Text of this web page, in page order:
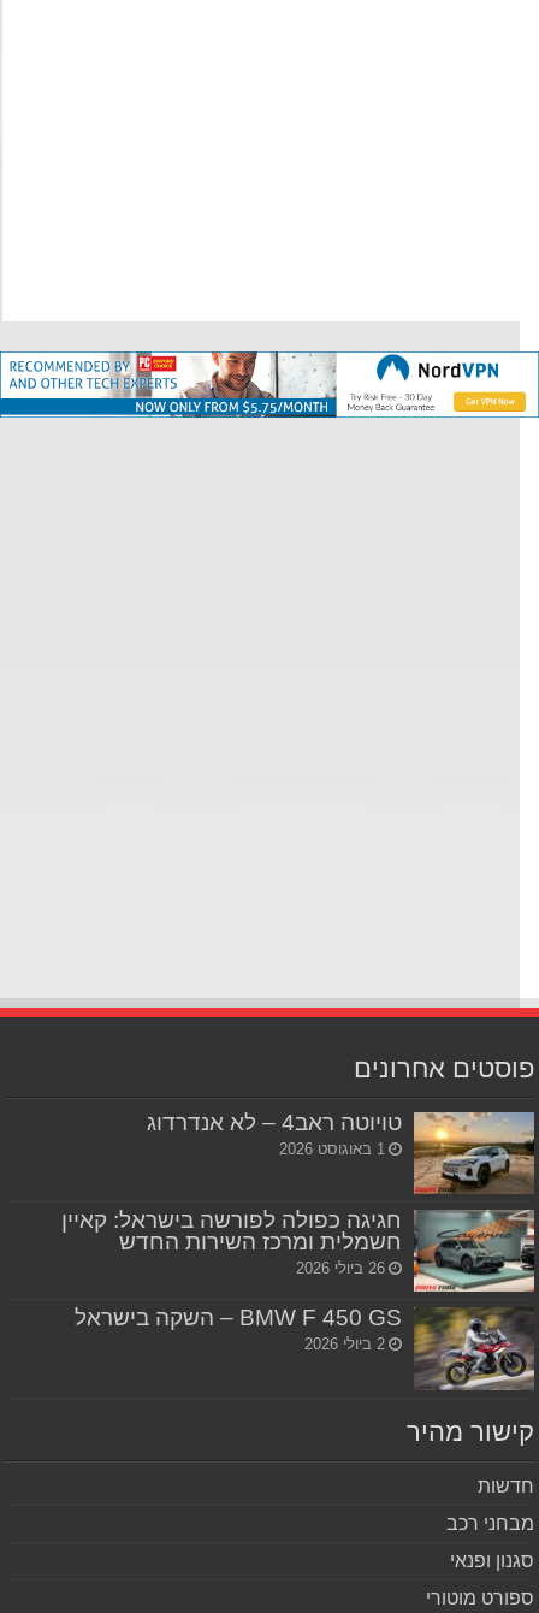
אחרונים
טויוטה ראב4 – לא אנדרדוג
1 באוגוסט 2026
חגיגה כפולה לפורשה בישראל: קאיין
חשמלית ומרכז השירות החדש
26 ביולי 2026
BMW F 450 GS – השקה בישראל
2 ביולי 2026
מהיר
רכב
ופנאי
מוטורי